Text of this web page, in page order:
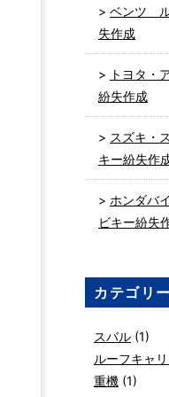
ベンツ
失作成
トヨタ・
紛失作成
スズキ・
キー紛失作
ホンダバ
ビキー紛失
カテゴリー
スバル (1)
ルーフキャ
重機 (1)